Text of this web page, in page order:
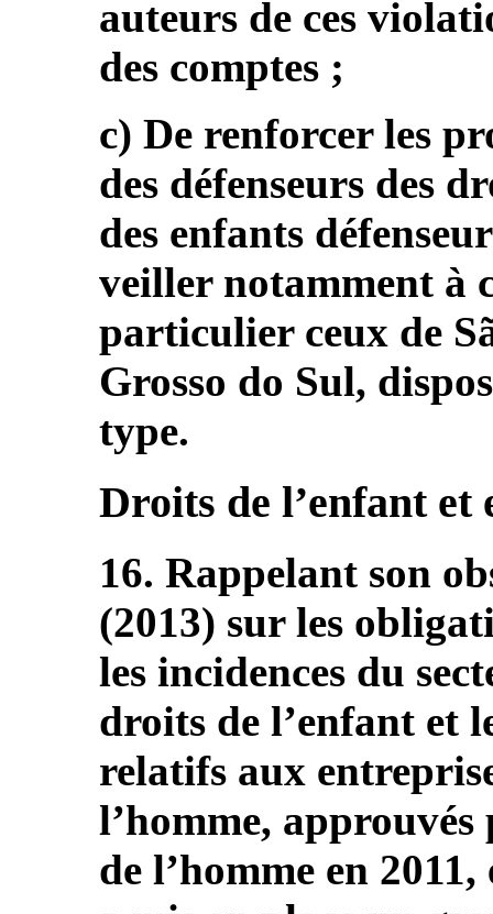
auteurs de ces
des comptes ;
c) De renforcer les
des défenseurs des
des enfants
veiller notamment à
particulier ceux de
Grosso do Sul,
type.
Droits de l’enfant et
16. Rappelant son
(2013) sur les
les incidences du
droits de l’enfant et
relatifs aux
l’homme,
de l’homme en